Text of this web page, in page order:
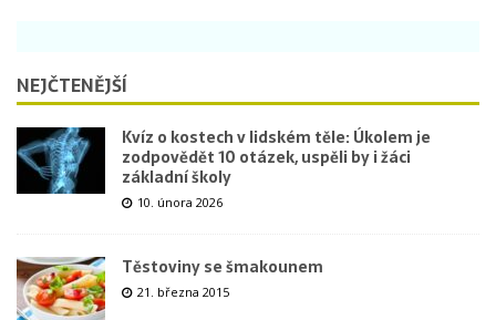
NEJČTENĚJŠÍ
Kvíz o kostech v lidském těle: Úkolem je
zodpovědět 10 otázek, uspěli by i žáci
základní školy
10. února 2026
Těstoviny se šmakounem
21. března 2015